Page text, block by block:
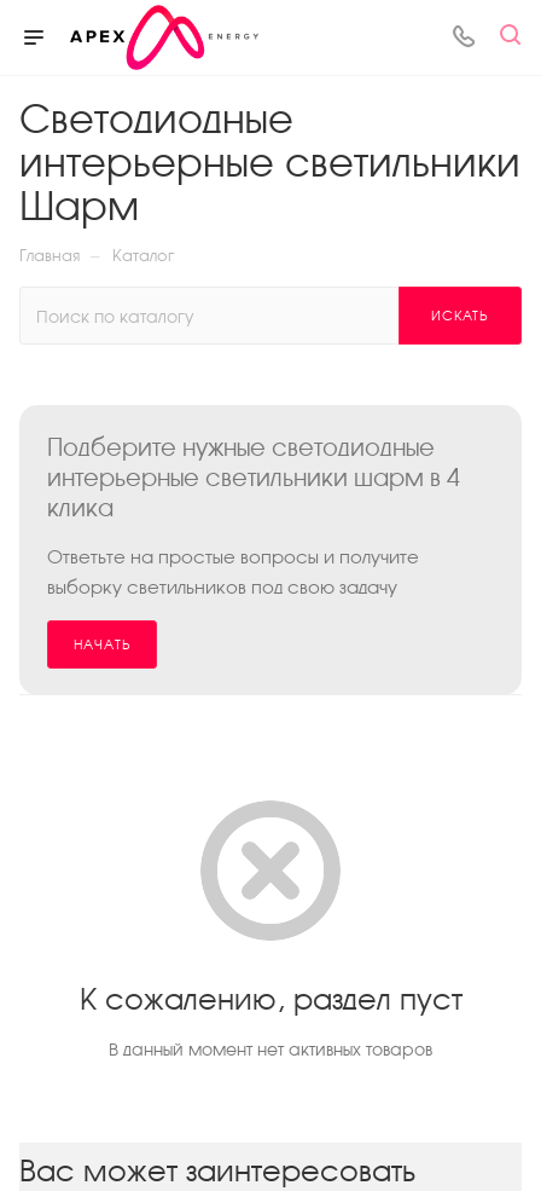
Светодиодные
интерьерные светильники
Шарм
Главная — Каталог
ИСКАТЬ
Подберите нужные светодиодные
интерьерные светильники шарм в 4
клика
Ответьте на простые вопросы и получите
выборку светильников под свою задачу
НАЧАТЬ
К сожалению, раздел пуст
В данный момент нет активных товаров
Вас может заинтересовать